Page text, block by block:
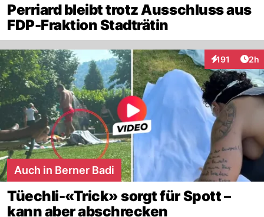
Perriard bleibt trotz Ausschluss aus
FDP-Fraktion Stadträtin
191
Interaktionen
2h
Auch in Berner Badi
Tüechli-«Trick» sorgt für Spott –
kann aber abschrecken